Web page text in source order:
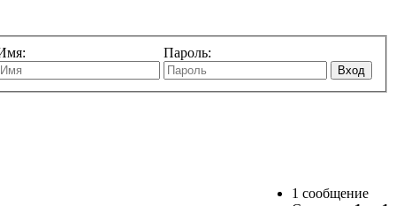
Пароль:
Вход
1 сообщение